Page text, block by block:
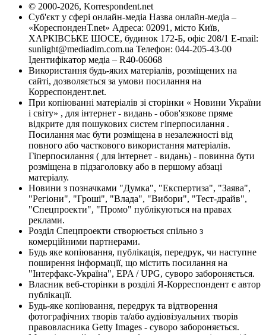
© 2000-2026, Korrespondent.net
Суб'єкт у сфері онлайн-медіа Назва онлайн-медіа –
«КореспонденТ.net» Адреса: 02091, місто Київ,
ХАРКІВСЬКЕ ШОСЕ, будинок 172-Б, офіс 208/1 E-mail:
sunlight@mediadim.com.ua Телефон: 044-205-43-00
Ідентифікатор медіа – R40-06068
Використання будь-яких матеріалів, розміщених на
сайті, дозволяється за умови посилання на
Корреспондент.net.
При копіюванні матеріалів зі сторінки « Новини України
і світу» , для інтернет - видань - обов'язкове пряме
відкрите для пошукових систем гіперпосилання .
Посилання має бути розміщена в незалежності від
повного або часткового використання матеріалів.
Гіперпосилання ( для інтернет - видань) - повинна бути
розміщена в підзаголовку або в першому абзаці
матеріалу.
Новини з позначками "Думка", "Експертиза", "Заява",
"Регіони", "Гроші", "Влада", "Вибори", "Тест-драйв",
"Спецпроекти", "Промо" публікуються на правах
реклами.
Розділ Спецпроекти створюється спільно з
комерційними партнерами.
Будь яке копіювання, публікація, передрук, чи наступне
поширення інформації, що містить посилання на
"Інтерфакс-Україна", EPA / UPG, суворо забороняється.
Власник веб-сторінки в розділі Я-Корреспондент є автор
публікації.
Будь-яке копіювання, передрук та відтворення
фотографічних творів та/або аудіовізуальних творів
правовласника Getty Images - суворо забороняється.